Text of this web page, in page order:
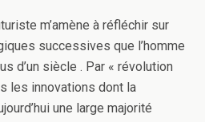
m’amène à réfléchir sur
successives que l’homme
d’un siècle . Par « révolution
les innovations dont la
une large majorité